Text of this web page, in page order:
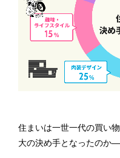
住まいは一世一代の買い
大の決め手となったのか